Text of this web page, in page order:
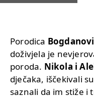
Porodica
doživjela je
poroda. Nikola i
dječaka, iščekivali
saznali da im stiže i